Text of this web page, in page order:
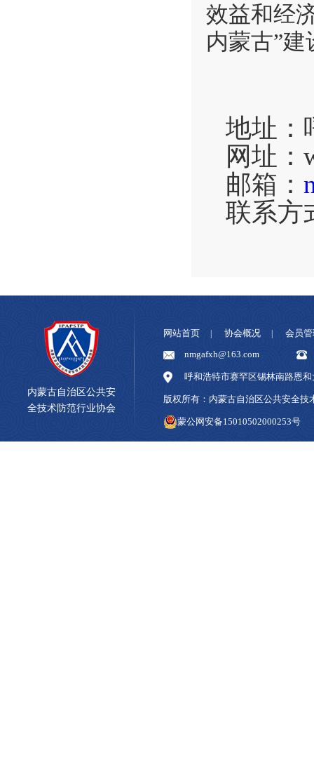
效益和经
内蒙古”
地址：
网址：
邮箱：
联系方
内蒙古自治区公共安
全技术防范行业协会
网站首页 协会概况
会员管
nmgafxh@163.com
呼和浩特市赛罕区锡林南路恩和
版权所有：内蒙古自治区公共安
蒙公网安备15010502000253号